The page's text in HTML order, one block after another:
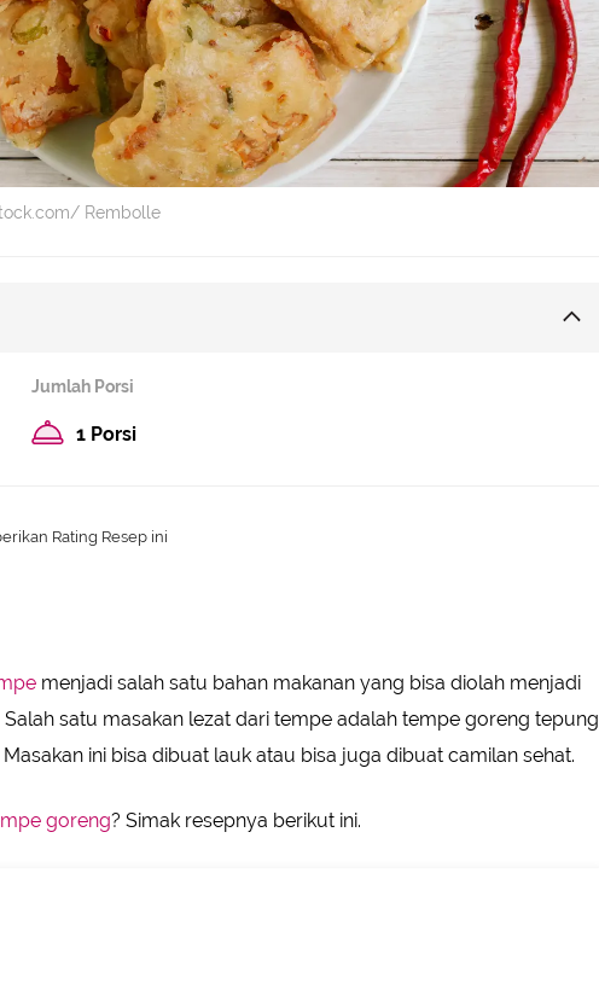
Rembolle
Daun Jeruk
Jumlah Porsi
1 Porsi
Rating Resep ini
SUBMIT REVIEW
menjadi salah satu bahan makanan yang bisa diolah menjadi
satu masakan lezat dari tempe adalah tempe goreng tepung
ini bisa dibuat lauk atau bisa juga dibuat camilan sehat.
goreng? Simak resepnya berikut ini.